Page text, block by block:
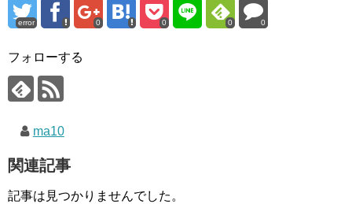
error 0 0 0 0
フォローする
ma10
関連記事
記事は見つかりませんでした。